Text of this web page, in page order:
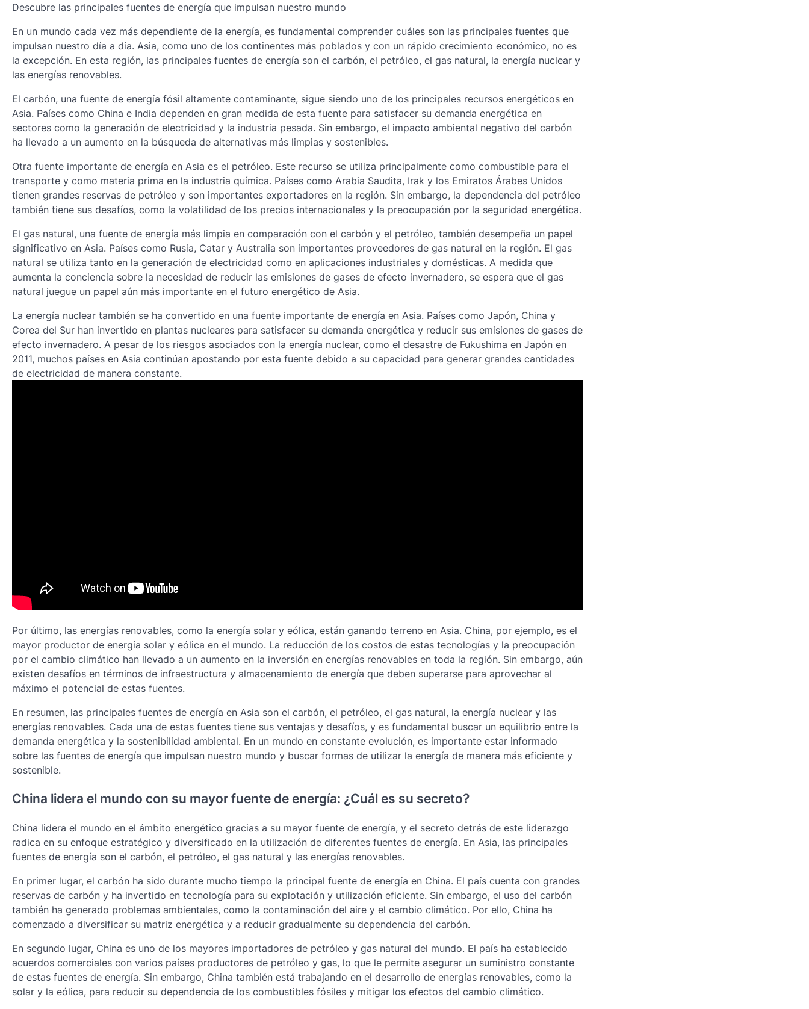
Descubre las principales fuentes de energía que impulsan nuestro mundo
En un mundo cada vez más dependiente de la energía, es fundamental comprender cuáles son las principales fuentes que
impulsan nuestro día a día. Asia, como uno de los continentes más poblados y con un rápido crecimiento económico, no es
la excepción. En esta región, las principales fuentes de energía son el carbón, el petróleo, el gas natural, la energía nuclear y
las energías renovables.
El carbón, una fuente de energía fósil altamente contaminante, sigue siendo uno de los principales recursos energéticos en
Asia. Países como China e India dependen en gran medida de esta fuente para satisfacer su demanda energética en
sectores como la generación de electricidad y la industria pesada. Sin embargo, el impacto ambiental negativo del carbón
ha llevado a un aumento en la búsqueda de alternativas más limpias y sostenibles.
Otra fuente importante de energía en Asia es el petróleo. Este recurso se utiliza principalmente como combustible para el
transporte y como materia prima en la industria química. Países como Arabia Saudita, Irak y los Emiratos Árabes Unidos
tienen grandes reservas de petróleo y son importantes exportadores en la región. Sin embargo, la dependencia del petróleo
también tiene sus desafíos, como la volatilidad de los precios internacionales y la preocupación por la seguridad energética.
El gas natural, una fuente de energía más limpia en comparación con el carbón y el petróleo, también desempeña un papel
significativo en Asia. Países como Rusia, Catar y Australia son importantes proveedores de gas natural en la región. El gas
natural se utiliza tanto en la generación de electricidad como en aplicaciones industriales y domésticas. A medida que
aumenta la conciencia sobre la necesidad de reducir las emisiones de gases de efecto invernadero, se espera que el gas
natural juegue un papel aún más importante en el futuro energético de Asia.
La energía nuclear también se ha convertido en una fuente importante de energía en Asia. Países como Japón, China y
Corea del Sur han invertido en plantas nucleares para satisfacer su demanda energética y reducir sus emisiones de gases de
efecto invernadero. A pesar de los riesgos asociados con la energía nuclear, como el desastre de Fukushima en Japón en
2011, muchos países en Asia continúan apostando por esta fuente debido a su capacidad para generar grandes cantidades
de electricidad de manera constante.
Por último, las energías renovables, como la energía solar y eólica, están ganando terreno en Asia. China, por ejemplo, es el
mayor productor de energía solar y eólica en el mundo. La reducción de los costos de estas tecnologías y la preocupación
por el cambio climático han llevado a un aumento en la inversión en energías renovables en toda la región. Sin embargo, aún
existen desafíos en términos de infraestructura y almacenamiento de energía que deben superarse para aprovechar al
máximo el potencial de estas fuentes.
En resumen, las principales fuentes de energía en Asia son el carbón, el petróleo, el gas natural, la energía nuclear y las
energías renovables. Cada una de estas fuentes tiene sus ventajas y desafíos, y es fundamental buscar un equilibrio entre la
demanda energética y la sostenibilidad ambiental. En un mundo en constante evolución, es importante estar informado
sobre las fuentes de energía que impulsan nuestro mundo y buscar formas de utilizar la energía de manera más eficiente y
sostenible.
China lidera el mundo con su mayor fuente de energía: ¿Cuál es su secreto?
China lidera el mundo en el ámbito energético gracias a su mayor fuente de energía, y el secreto detrás de este liderazgo
radica en su enfoque estratégico y diversificado en la utilización de diferentes fuentes de energía. En Asia, las principales
fuentes de energía son el carbón, el petróleo, el gas natural y las energías renovables.
En primer lugar, el carbón ha sido durante mucho tiempo la principal fuente de energía en China. El país cuenta con grandes
reservas de carbón y ha invertido en tecnología para su explotación y utilización eficiente. Sin embargo, el uso del carbón
también ha generado problemas ambientales, como la contaminación del aire y el cambio climático. Por ello, China ha
comenzado a diversificar su matriz energética y a reducir gradualmente su dependencia del carbón.
En segundo lugar, China es uno de los mayores importadores de petróleo y gas natural del mundo. El país ha establecido
acuerdos comerciales con varios países productores de petróleo y gas, lo que le permite asegurar un suministro constante
de estas fuentes de energía. Sin embargo, China también está trabajando en el desarrollo de energías renovables, como la
solar y la eólica, para reducir su dependencia de los combustibles fósiles y mitigar los efectos del cambio climático.